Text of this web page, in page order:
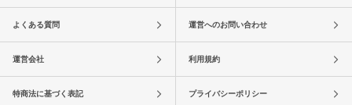
よくある質問 運営へのお問い合わせ
運営会社 利用規約
特商法に基づく表記 プライバシーポリシー